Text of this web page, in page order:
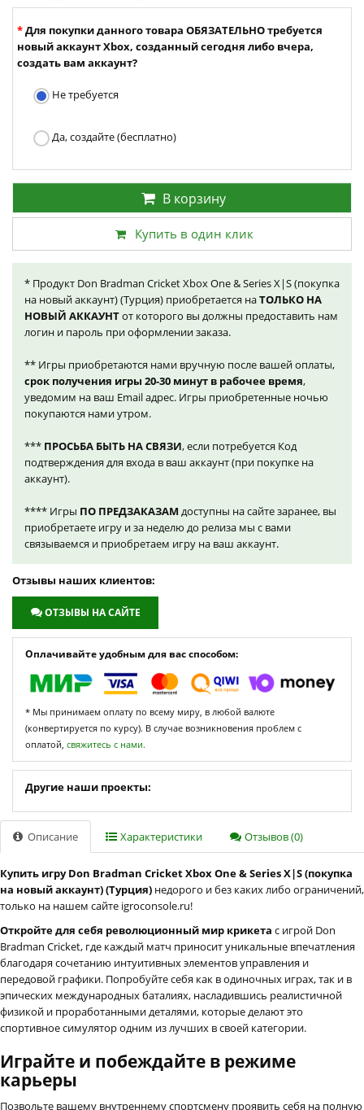
Для покупки данного товара ОБЯЗАТЕЛЬНО требуется
новый аккаунт Xbox, созданный сегодня либо вчера,
создать вам аккаунт?
Не требуется
Да, создайте (бесплатно)
В корзину
Купить в один клик
* Продукт Don Bradman Cricket Xbox One & Series X|S (покупка
на новый аккаунт) (Турция) приобретается наТОЛЬКО НА
НОВЫЙ АККАУНТот которого вы должны предоставить нам
логин и пароль при оформлении заказа.
** Игры приобретаются нами вручную после вашей оплаты,
срок получения игры 20-30 минут в рабочее время,
уведомим на ваш Email адрес. Игры приобретенные ночью
покупаются нами утром.
*** ПРОСЬБА БЫТЬ НА СВЯЗИ, если потребуется Код
подтверждения для входа в ваш аккаунт (при покупке на
аккаунт).
**** Игры ПО ПРЕДЗАКАЗАМ доступны на сайте заранее, вы
приобретаете игру и за неделю до релиза мы с вами
связываемся и приобретаем игру на ваш аккаунт.
Отзывы наших клиентов:
ОТЗЫВЫ НА САЙТЕ
Оплачивайте удобным для вас способом:
* Мы принимаем оплату по всему миру, в любой валюте
(конвертируется по курсу). В случае возникновения проблем с
оплатой, свяжитесь с нами.
Другие наши проекты:
Описание Характеристики Отзывов (0)
Купить игру Don Bradman Cricket Xbox One & Series X|S (покупка
на новый аккаунт) (Турция) недорого и без каких либо ограничений,
только на нашем сайте igroconsole.ru!
Откройте для себя революционный мир крикета с игрой Don
Bradman Cricket, где каждый матч приносит уникальные впечатления
благодаря сочетанию интуитивных элементов управления и
передовой графики. Попробуйте себя как в одиночных играх, так и в
эпических международных баталиях, насладившись реалистичной
физикой и проработанными деталями, которые делают это
спортивное симулятор одним из лучших в своей категории.
Играйте и побеждайте в режиме
карьеры
Позвольте вашему внутреннему спортсмену проявить себя на полную